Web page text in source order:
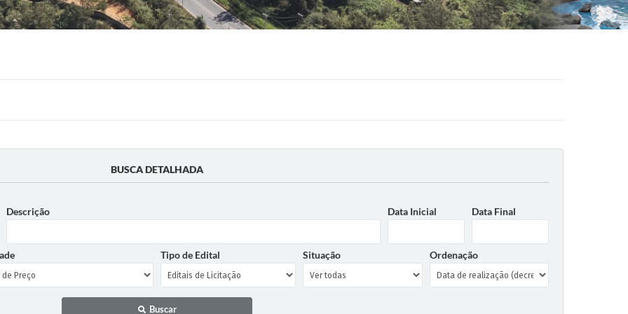
BUSCA DETALHADA
Descrição Data Inicial Data Final
Tipo de Edital Situação Ordenação
Buscar